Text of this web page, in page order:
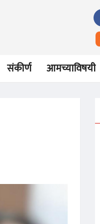
संकीर्ण आमच्याविषयी
13 Dec 2022
बदलत्या साहित्याचा नकाशा